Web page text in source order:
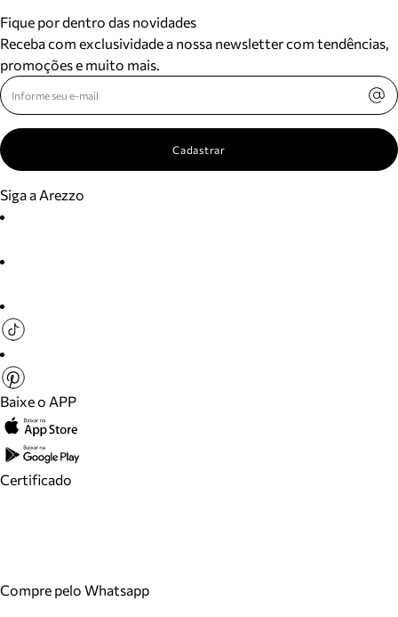
Fique por dentro das novidades
Receba com exclusividade a nossa newsletter com tendências,
promoções e muito mais.
Cadastrar
Siga a Arezzo
Baixe o APP
Certificado
Compre pelo Whatsapp